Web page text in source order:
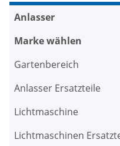
Anlasser
Marke wählen
Gartenbereich
Anlasser Ersatzteile
Lichtmaschine
Lichtmaschinen